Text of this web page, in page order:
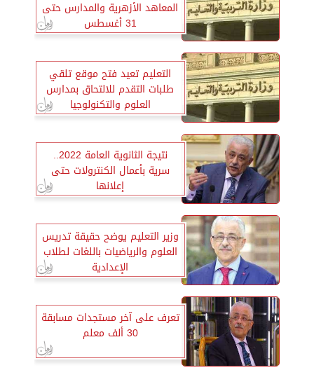
المعاهد الأزهرية والمدارس حتى
31 أغسطس
التعليم تعيد فتح موقع تلقي
طلبات التقدم للالتحاق بمدارس
العلوم والتكنولوجيا
نتيجة الثانوية العامة 2022..
سرية بأعمال الكنترولات حتى
إعلانها
وزير التعليم يوضح حقيقة تدريس
العلوم والرياضيات باللغات لطلاب
الإعدادية
تعرف على آخر مستجدات مسابقة
30 ألف معلم